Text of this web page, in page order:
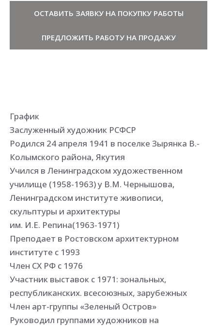
ОСТАВИТЬ ЗАЯВКУ НА ПОКУПКУ РАБОТЫ
ПРЕДЛОЖИТЬ РАБОТУ НА ПРОДАЖУ
График
Заслуженный художник РСФСР
Родился 24 апреля 1941 в поселке Зырянка В.-
Колымского района, Якутия
Учился в Ленинградском художественном
училище (1958-1963) у В.М. Чернышова,
Ленинградском институте живописи,
скульптуры и архитектуры
им. И.Е. Репина(1963-1971)
Преподает в Ростовском архитектурном
институте с 1993
Член СХ РФ с 1976
Участник выставок с 1971: зональных,
республиканских. всесоюзных, зарубежных
Член арт-группы «Зеленый Остров»
Руководил группами художников на